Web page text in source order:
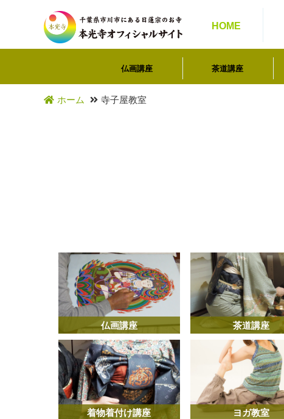
HOME
仏画講座 茶道講座
ホーム 寺子屋教室
仏画講座 茶道講座
着物着付け講座 ヨガ教室